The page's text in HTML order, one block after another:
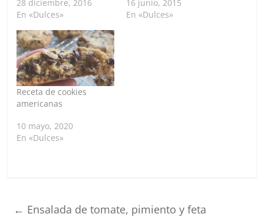
28 diciembre, 2016
En «Dulces»
16 junio, 2015
En «Dulces»
Receta de cookies
americanas
10 mayo, 2020
En «Dulces»
← Ensalada de tomate, pimiento y feta